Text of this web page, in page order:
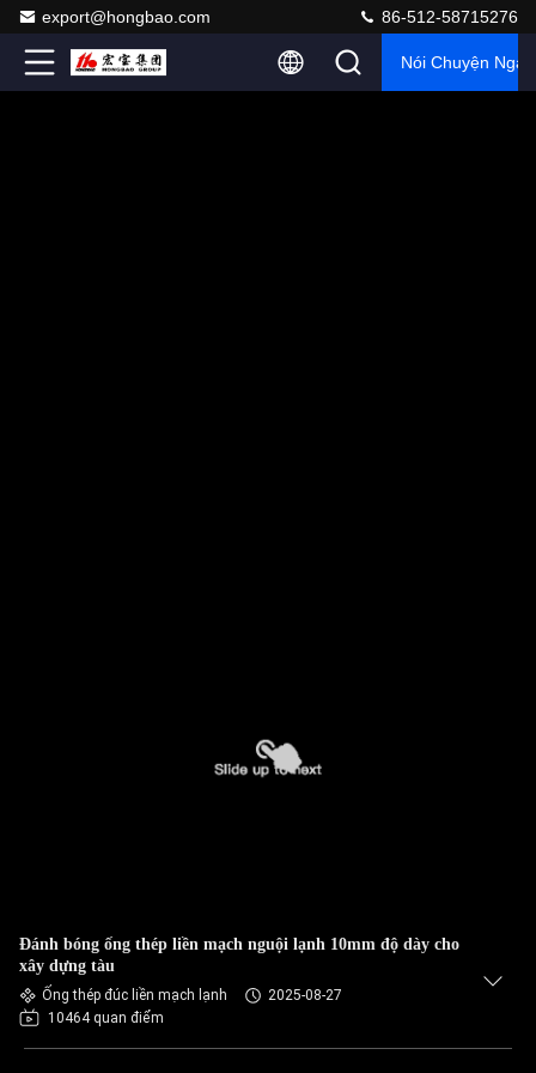
export@hongbao.com 86-512-58715276
Nói Chuyện Ngay.
Đánh bóng ống thép liền mạch nguội lạnh 10mm độ dày cho
xây dựng tàu
Ống thép đúc liền mạch lạnh
2025-08-27
10464 quan điểm